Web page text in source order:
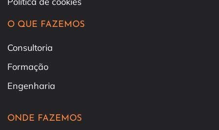
O QUE FAZEMOS
Consultoria
Formação
Engenharia
ONDE FAZEMOS